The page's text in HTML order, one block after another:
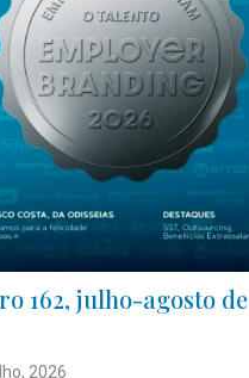
162, julho-agosto de
2026